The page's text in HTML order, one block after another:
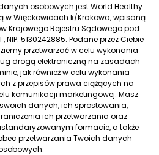
osobowych jest World Healthy
w Więckowicach k/Krakowa, wpisaną
Krajowego Rejestru Sądowego pod
NIP: 5130242885. Podane przez Ciebie
przetwarzać w celu wykonania
drogą elektroniczną na zasadach
jak również w celu wykonania
z przepisów prawa ciążących na
komunikacji marketingowej. Masz
danych, ich sprostowania,
ich przetwarzania oraz
formacie, a także
przetwarzania Twoich danych